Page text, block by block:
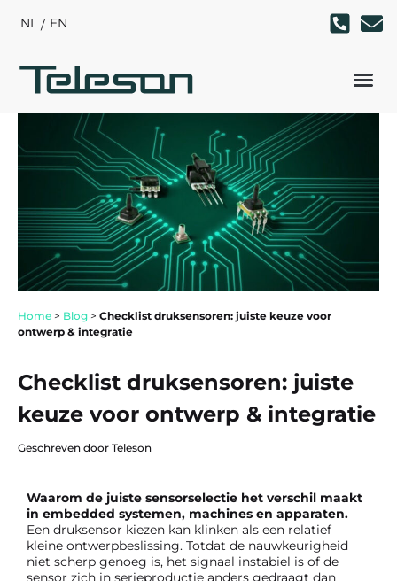
NL EN
Home > Blog > Checklist druksensoren: juiste keuze voor
ontwerp & integratie
Checklist druksensoren: juiste
keuze voor ontwerp & integratie
Geschreven door Teleson
Waarom de juiste sensorselectie het verschil maakt
in embedded systemen, machines en apparaten.
Een druksensor kiezen kan klinken als een relatief
kleine ontwerpbeslissing. Totdat de nauwkeurigheid
niet scherp genoeg is, het signaal instabiel is of de
sensor zich in serieproductie anders gedraagt dan